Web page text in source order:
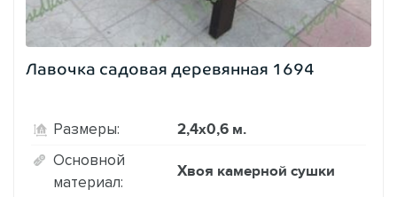
Лавочка садовая деревянная 1694
Размеры: 2,4х0,6 м.
Основной
материал:
Хвоя камерной сушки